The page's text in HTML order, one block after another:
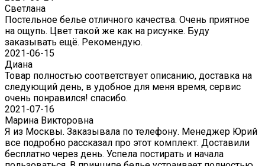
Светлана
Постельное белье отличного качества. Очень приятное
на ощупь. Цвет такой же как на рисунке. Буду
заказывать ещё. Рекомендую.
2021-06-15
Диана
Товар полностью соответствует описанию, доставка на
следующий день, в удобное для меня время, сервис
очень понравился! спасибо.
2021-07-16
Марина Викторовна
Я из Москвы. Заказывала по телефону. Менеджер Юрий
все подробно рассказал про этот комплект. Доставили
бесплатно через день. Успела постирать и начала